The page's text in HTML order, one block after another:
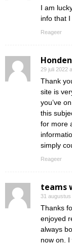
I am
info that
Reageer
29 juli 2022
Thank
site is
you’ve
this
for more
simply
Reageer
teams
31
Thanks
enjoyed
always
now on.